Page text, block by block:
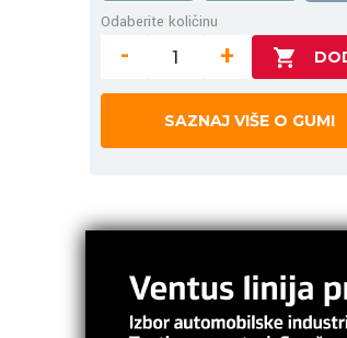
Odaberite količinu
- +
SAZNAJ VIŠE O GUMI